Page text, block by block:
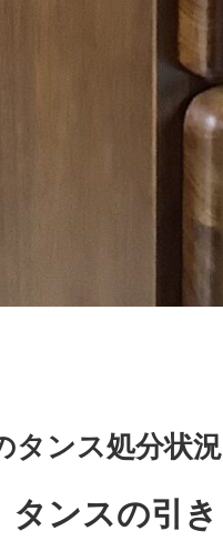
タンス処分状況
タンスの引き